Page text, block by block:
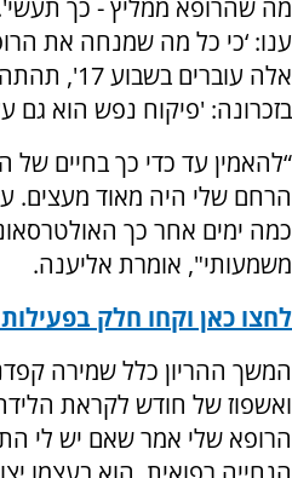
מה שהרופא ממליץ - כך
ענו: ‘כי כל מה שמנחה את
אלה עוברים
בזכרונה: 'פיקוח נפש הוא גם
“להאמין עד כדי כך בחיים
הרחם שלי היה מאוד מעצים.
כמה ימים אחר כך
משמעותי", אומרת אליענה.
לחצו כאן וקחו חלק
המשך ההריון כלל שמירה
ואשפוז של חודש לקראת
הרופא שלי אמר שאם יש לי